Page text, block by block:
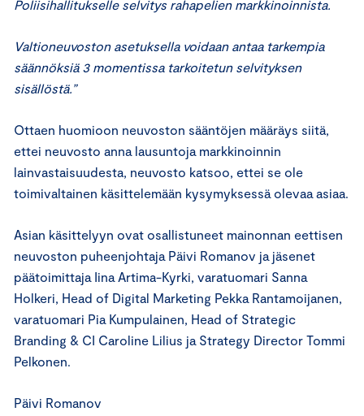
Poliisihallitukselle selvitys rahapelien markkinoinnista.
Valtioneuvoston asetuksella voidaan antaa tarkempia
säännöksiä 3 momentissa tarkoitetun selvityksen
sisällöstä.”
Ottaen huomioon neuvoston sääntöjen määräys siitä,
ettei neuvosto anna lausuntoja markkinoinnin
lainvastaisuudesta, neuvosto katsoo, ettei se ole
toimivaltainen käsittelemään kysymyksessä olevaa asiaa.
Asian käsittelyyn ovat osallistuneet mainonnan eettisen
neuvoston puheenjohtaja Päivi Romanov ja jäsenet
päätoimittaja Iina Artima-Kyrki, varatuomari Sanna
Holkeri, Head of Digital Marketing Pekka Rantamoijanen,
varatuomari Pia Kumpulainen, Head of Strategic
Branding & CI Caroline Lilius ja Strategy Director Tommi
Pelkonen.
Päivi Romanov